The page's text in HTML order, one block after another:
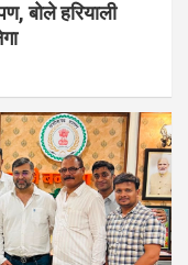
बोले हरियाली